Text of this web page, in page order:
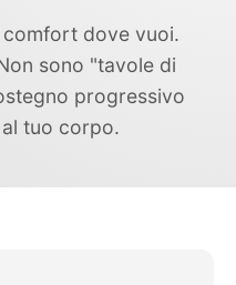
dove vuoi.
sono "tavole di
progressivo
tuo corpo.